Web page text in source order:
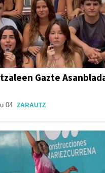
Gazte
04 ZARAUTZ